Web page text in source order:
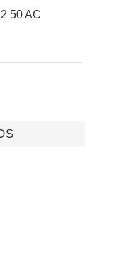
50 AC